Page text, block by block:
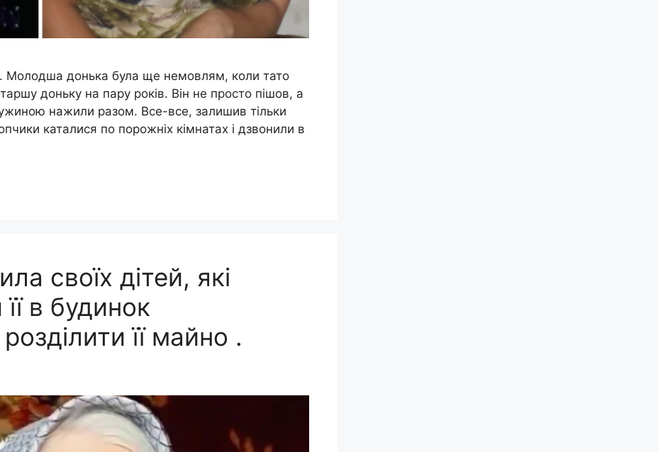
Молодша донька була ще немовлям, коли тато
доньку на пару років. Він не просто пішов, а
нажили разом. Все-все, залишив тільки
каталися по порожніх кімнатах і дзвонили в
своїх дітей, які
в будинок
її майно .